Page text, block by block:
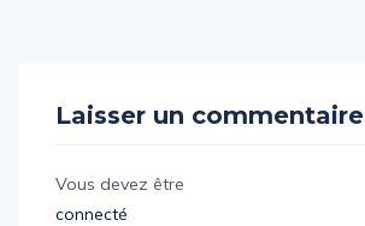
Laisser un commentaire
Vous devez être
connecté